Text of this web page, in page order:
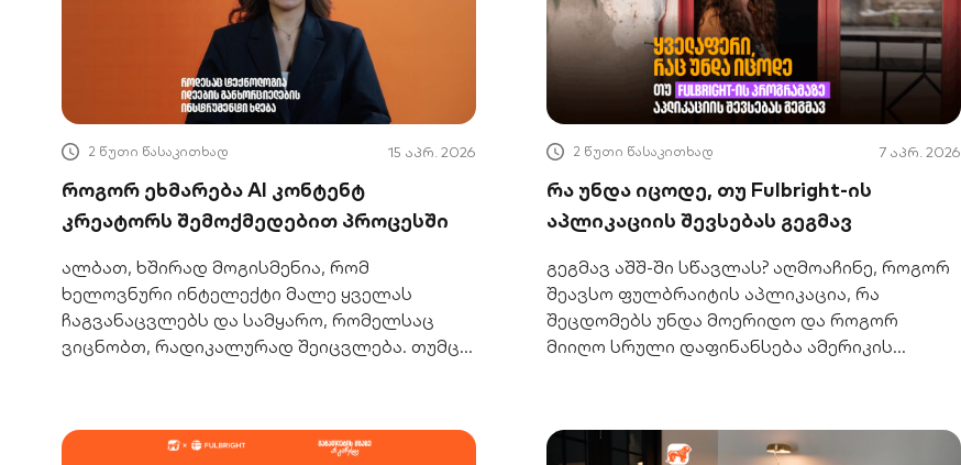
2 წუთი წასაკითხად 15 აპრ. 2026
როგორ ეხმარება AI კონტენტ
კრეატორს შემოქმედებით პროცესში
ალბათ, ხშირად მოგისმენია, რომ
ხელოვნური ინტელექტი მალე ყველას
ჩაგვანაცვლებს და სამყარო, რომელსაც
ვიცნობთ, რადიკალურად შეიცვლება. თუმცა,
ინდუსტრიების ტექნოლოგიური
ტრანსფორმაცია გარდაუვალია, ადამიანურ
2 წუთი წასაკითხად 7 აპრ. 2026
რა უნდა იცოდე, თუ Fulbright-ის
აპლიკაციის შევსებას გეგმავ
გეგმავ აშშ-ში სწავლას? აღმოაჩინე, როგორ
შეავსო ფულბრაიტის აპლიკაცია, რა
შეცდომებს უნდა მოერიდო და როგორ
მიიღო სრული დაფინანსება ამერიკის